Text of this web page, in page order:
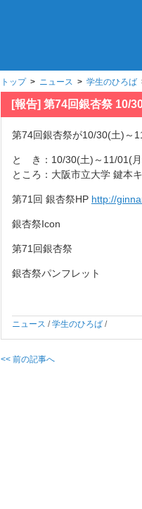
トップ> ニュース > 学生のひろば
[報告] 第74回銀杏祭 10/
第74回銀杏祭が10/30(土)～
と き：10/30(土)～11/01(
ところ：大阪市立大学 鍵本
第71回 銀杏祭HP http://
銀杏祭Icon
第71回銀杏祭
銀杏祭パンフレット
ニュース /学生のひろば /
<< 前の記事へ